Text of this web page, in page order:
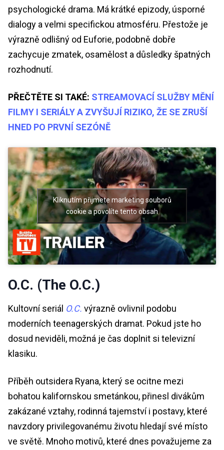
psychologické drama. Má krátké epizody, úsporné
dialogy a velmi specifickou atmosféru. Přestože je
výrazně odlišný od Euforie, podobně dobře
zachycuje zmatek, osamělost a důsledky špatných
rozhodnutí.
PŘEČTĚTE SI TAKÉ: STREAMOVACÍ SLUŽBY MĚNÍ
FILMY I SERIÁLY A ZVYŠUJÍ RIZIKO, ŽE SE ZRUŠÍ
HNED PO PRVNÍ SEZÓNĚ
Kliknutím přijmete marketing souborů
cookie a povolíte tento obsah
O.C. (The O.C.)
Kultovní seriál O.C. výrazně ovlivnil podobu
moderních teenagerských dramat. Pokud jste ho
dosud neviděli, možná je čas doplnit si televizní
klasiku.
Příběh outsidera Ryana, který se ocitne mezi
bohatou kalifornskou smetánkou, přinesl divákům
zakázané vztahy, rodinná tajemství i postavy, které
navzdory privilegovanému životu hledají své místo
ve světě. Mnoho motivů, které dnes považujeme za